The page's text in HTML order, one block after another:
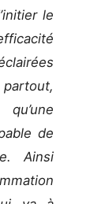
le
de
Ainsi